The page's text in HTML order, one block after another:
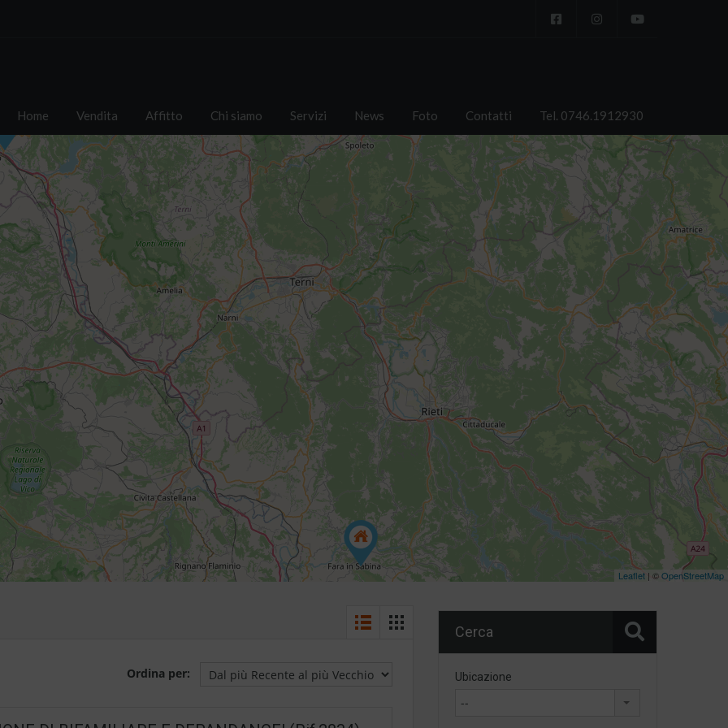
Home Vendita Affitto Chi siamo Servizi News Foto Contatti Tel. 0746.1912930
Leaflet | ©OpenStreetMap
Ordina per:
Cerca
Ubicazione
--